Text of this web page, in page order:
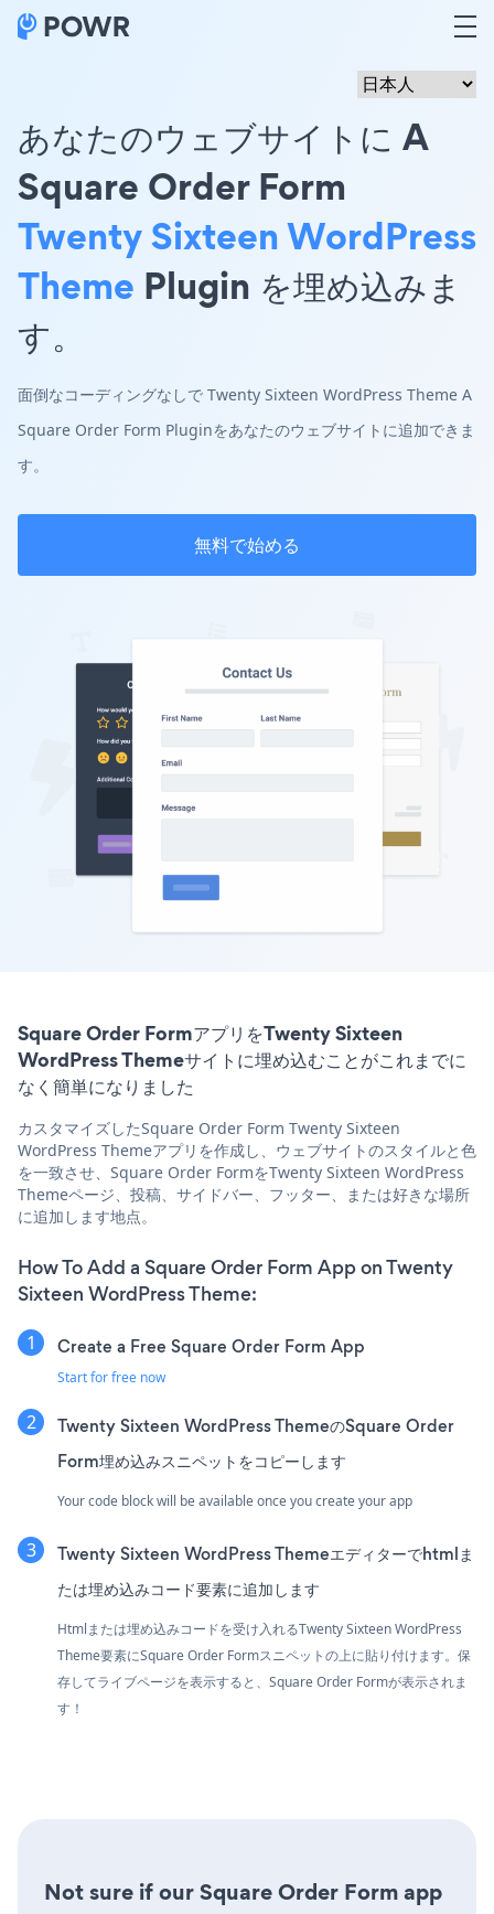
あなたのウェブサイトに A
Square Order Form
Twenty Sixteen WordPress
Theme Plugin を埋め込みま
す。
面倒なコーディングなしで Twenty Sixteen WordPress Theme A
Square Order Form Pluginをあなたのウェブサイトに追加できま
す。
無料で始める
Square Order FormアプリをTwenty Sixteen
WordPress Themeサイトに埋め込むことがこれまでに
なく簡単になりました
カスタマイズしたSquare Order Form Twenty Sixteen
WordPress Themeアプリを作成し、ウェブサイトのスタイルと色
を一致させ、Square Order FormをTwenty Sixteen WordPress
Themeページ、投稿、サイドバー、フッター、または好きな場所
に追加します地点。
How To Add a Square Order Form App on Twenty
Sixteen WordPress Theme:
Create a Free Square Order Form App
Start for free now
Twenty Sixteen WordPress ThemeのSquare Order
Form埋め込みスニペットをコピーします
Your code block will be available once you create your app
Twenty Sixteen WordPress Themeエディターでhtmlま
たは埋め込みコード要素に追加します
Htmlまたは埋め込みコードを受け入れるTwenty Sixteen WordPress
Theme要素にSquare Order Formスニペットの上に貼り付けます。保
存してライブページを表示すると、Square Order Formが表示されま
す！
Not sure if our Square Order Form app